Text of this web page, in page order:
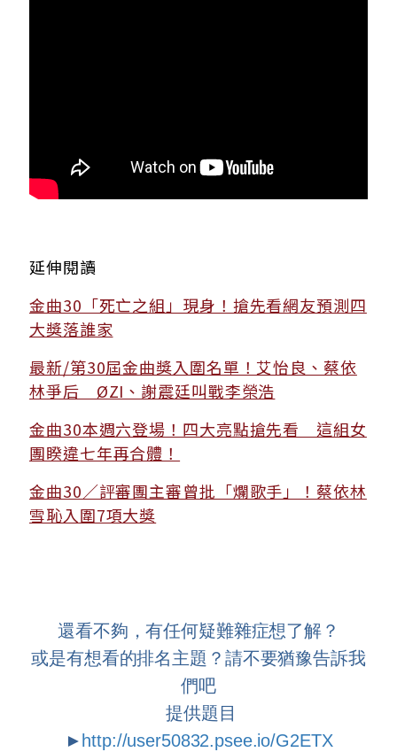
延伸閱讀
金曲30「死亡之組」現身！搶先看網友預測四
大獎落誰家
最新/第30屆金曲獎入圍名單！艾怡良、蔡依
林爭后 ØZI、謝震廷叫戰李榮浩
金曲30本週六登場！四大亮點搶先看 這組女
團睽違七年再合體！
金曲30／評審團主審曾批「爛歌手」！蔡依林
雪恥入圍7項大獎
還看不夠，有任何疑難雜症想了解？
或是有想看的排名主題？請不要猶豫告訴我
們吧
提供題目
► http://user50832.psee.io/G2ETX